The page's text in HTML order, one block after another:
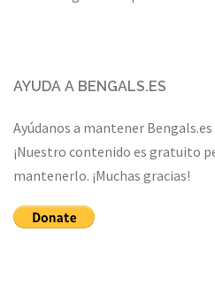
AYUDA A BENGALS.ES
Ayúdanos a mantener
¡Nuestro contenido es gratuito
mantenerlo. ¡Muchas gracias!